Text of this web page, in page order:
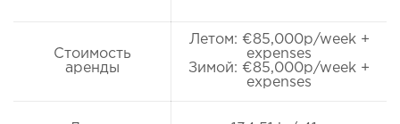
Стоимость
аренды
Летом: €85,000p/week +
expenses
Зимой: €85,000p/week +
expenses